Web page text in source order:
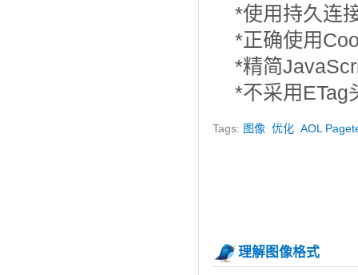
*使用持久连
*正确使用
*精简
*不采用ETag
Tags: 图像 优化 AOL
理解图像格式